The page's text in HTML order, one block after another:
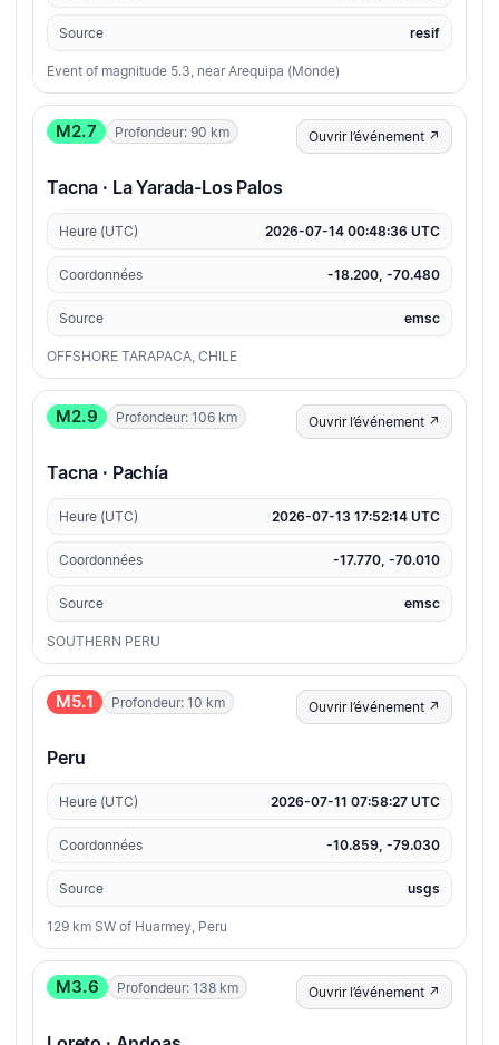
Source resif
Event of magnitude 5.3, near Arequipa (Monde)
M2.7 Profondeur: 90 km Ouvrir l’événement ↗
Tacna · La Yarada-Los Palos
Heure (UTC) 2026-07-14 00:48:36 UTC
Coordonnées -18.200, -70.480
Source emsc
OFFSHORE TARAPACA, CHILE
M2.9 Profondeur: 106 km Ouvrir l’événement ↗
Tacna · Pachía
Heure (UTC) 2026-07-13 17:52:14 UTC
Coordonnées -17.770, -70.010
Source emsc
SOUTHERN PERU
M5.1 Profondeur: 10 km Ouvrir l’événement ↗
Peru
Heure (UTC) 2026-07-11 07:58:27 UTC
Coordonnées -10.859, -79.030
Source usgs
129 km SW of Huarmey, Peru
M3.6 Profondeur: 138 km Ouvrir l’événement ↗